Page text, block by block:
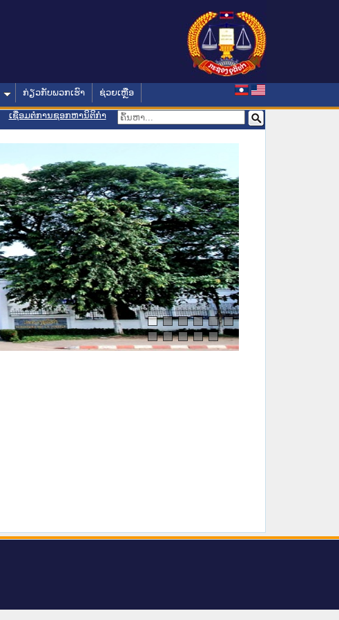
ກ່ຽວກັບພວກເຮົາ ຊ່ວຍເຫຼືອ
ເຊື່ອມຕໍ່ການຊອກຫານິຕິກຳ